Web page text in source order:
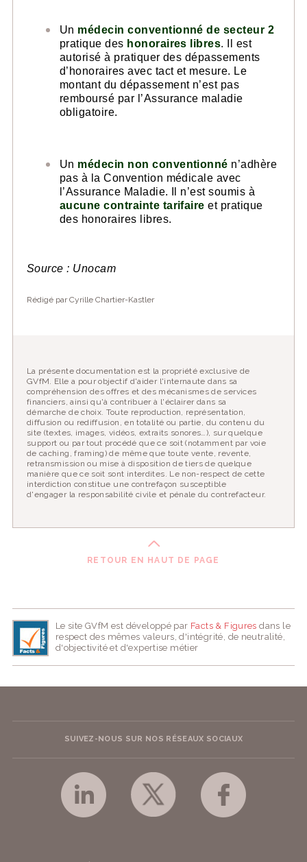
Un médecin conventionné de secteur 2
pratique des honoraires libres. Il est
autorisé à pratiquer des dépassements
d’honoraires avec tact et mesure. Le
montant du dépassement n’est pas
remboursé par l’Assurance maladie
obligatoire.
Un médecin non conventionné n’adhère
pas à la Convention médicale avec
l’Assurance Maladie. Il n’est soumis à
aucune contrainte tarifaire et pratique
des honoraires libres.
Source : Unocam
Rédigé par Cyrille Chartier-Kastler
La présente documentation est la propriété exclusive de
GVfM. Elle a pour objectif d'aider l'internaute dans sa
compréhension des offres et des mécanismes de services
financiers, ainsi qu'à contribuer à l'éclairer dans sa
démarche de choix. Toute reproduction, représentation,
diffusion ou rediffusion, en totalité ou partie, du contenu du
site (textes, images, vidéos, extraits sonores…), sur quelque
support ou par tout procédé que ce soit (notamment par voie
de caching, framing) de même que toute vente, revente,
retransmission ou mise à disposition de tiers de quelque
manière que ce soit sont interdites. Le non-respect de cette
interdiction constitue une contrefaçon susceptible
d'engager la responsabilité civile et pénale du contrefacteur.
RETOUR EN HAUT DE PAGE
Le site GVfM est développé par Facts & Figures dans le
respect des mêmes valeurs, d'intégrité, de neutralité,
d'objectivité et d'expertise métier
SUIVEZ-NOUS SUR NOS RÉSEAUX SOCIAUX